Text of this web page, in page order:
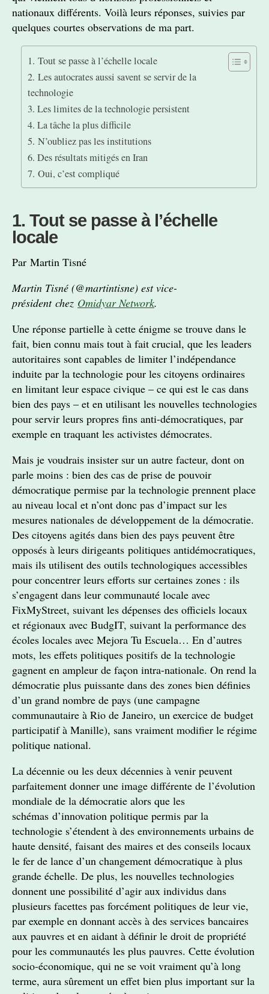
nationaux différents. Voilà leurs réponses, suivies par
quelques courtes observations de ma part.
1. Tout se passe à l’échelle locale
2. Les autocrates aussi savent se servir de la
technologie
3. Les limites de la technologie persistent
4. La tâche la plus difficile
5. N’oubliez pas les institutions
6. Des résultats mitigés en Iran
7. Oui, c’est compliqué
1. Tout se passe à l’échelle
locale
Par Martin Tisné
Martin Tisné (@martintisne) est vice-
président chez Omidyar Network.
Une réponse partielle à cette énigme se trouve dans le
fait, bien connu mais tout à fait crucial, que les leaders
autoritaires sont capables de limiter l’indépendance
induite par la technologie pour les citoyens ordinaires
en limitant leur espace civique – ce qui est le cas dans
bien des pays – et en utilisant les nouvelles technologies
pour servir leurs propres fins anti-démocratiques, par
exemple en traquant les activistes démocrates.
Mais je voudrais insister sur un autre facteur, dont on
parle moins : bien des cas de prise de pouvoir
démocratique permise par la technologie prennent place
au niveau local et n’ont donc pas d’impact sur les
mesures nationales de développement de la démocratie.
Des citoyens agités dans bien des pays peuvent être
opposés à leurs dirigeants politiques antidémocratiques,
mais ils utilisent des outils technologiques accessibles
pour concentrer leurs efforts sur certaines zones : ils
s’engagent dans leur communauté locale avec
FixMyStreet, suivant les dépenses des officiels locaux
et régionaux avec BudgIT, suivant la performance des
écoles locales avec Mejora Tu Escuela… En d’autres
mots, les effets politiques positifs de la technologie
gagnent en ampleur de façon intra-nationale. On rend la
démocratie plus puissante dans des zones bien définies
d’un grand nombre de pays (une campagne
communautaire à Rio de Janeiro, un exercice de budget
participatif à Manille), sans vraiment modifier le régime
politique national.
La décennie ou les deux décennies à venir peuvent
parfaitement donner une image différente de l’évolution
mondiale de la démocratie alors que les
schémas d’innovation politique permis par la
technologie s’étendent à des environnements urbains de
haute densité, faisant des maires et des conseils locaux
le fer de lance d’un changement démocratique à plus
grande échelle. De plus, les nouvelles technologies
donnent une possibilité d’agir aux individus dans
plusieurs facettes pas forcément politiques de leur vie,
par exemple en donnant accès à des services bancaires
aux pauvres et en aidant à définir le droit de propriété
pour les communautés les plus pauvres. Cette évolution
socio-économique, qui ne se voit vraiment qu’à long
terme, aura sûrement un effet bien plus important sur la